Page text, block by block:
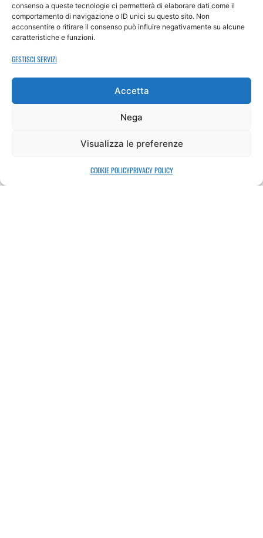
consenso a queste tecnologie ci permetterà di elaborare dati come il
comportamento di navigazione o ID unici su questo sito. Non
acconsentire o ritirare il consenso può influire negativamente su alcune
caratteristiche e funzioni.
GESTISCI SERVIZI
Accetta
Nega
Visualizza le preferenze
COOKIE POLICYPRIVACY POLICY
CONTATTACI PER
PRENOTARE LA TUA
LEZIONE DI PROVA
+39 0341 593873